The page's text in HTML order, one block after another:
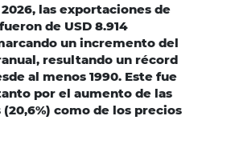
las exportaciones de
de USD 8.914
un incremento del
resultando un récord
al menos 1990. Este fue
por el aumento de las
como de los precios